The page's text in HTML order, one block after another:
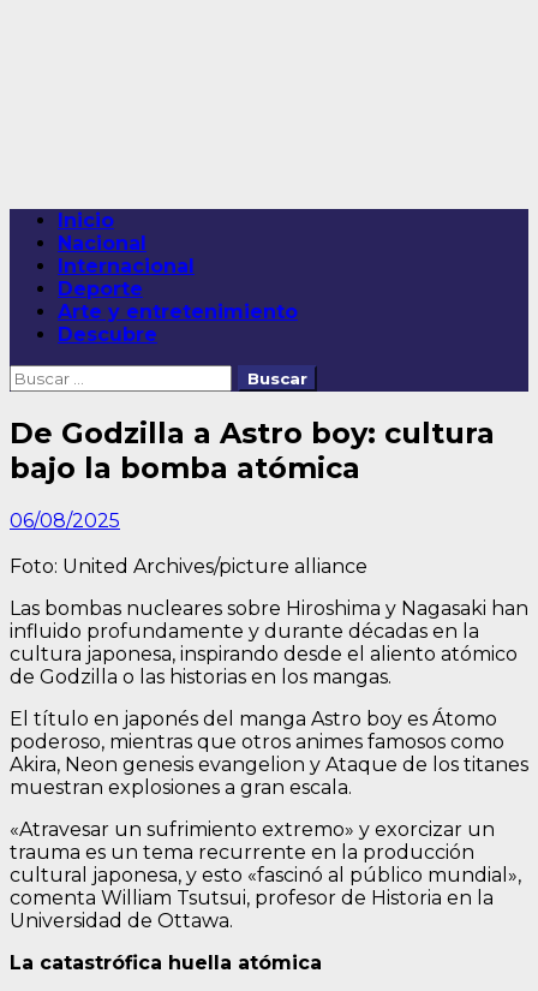
Menú
principal
Inicio
Nacional
Internacional
Deporte
Arte y entretenimiento
Descubre
Buscar:
De Godzilla a Astro boy: cultura
bajo la bomba atómica
06/08/2025
Foto: United Archives/picture alliance
Las bombas nucleares sobre Hiroshima y Nagasaki han
influido profundamente y durante décadas en la
cultura japonesa, inspirando desde el aliento atómico
de Godzilla o las historias en los mangas.
El título en japonés del manga Astro boy es Átomo
poderoso, mientras que otros animes famosos como
Akira, Neon genesis evangelion y Ataque de los titanes
muestran explosiones a gran escala.
«Atravesar un sufrimiento extremo» y exorcizar un
trauma es un tema recurrente en la producción
cultural japonesa, y esto «fascinó al público mundial»,
comenta William Tsutsui, profesor de Historia en la
Universidad de Ottawa.
La catastrófica huella atómica